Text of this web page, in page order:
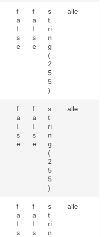
f
a
l
s
e
f
a
l
s
e
s
t
ri
n
g
(
2
5
5
)
alle
f
a
l
s
e
f
a
l
s
e
s
t
ri
n
g
(
2
5
5
)
alle
f
a
l
s
f
a
l
s
s
t
ri
n
alle